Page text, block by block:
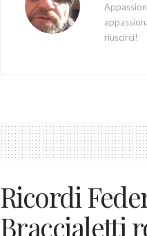
riuscirci!
Ricordi
Braccialetti